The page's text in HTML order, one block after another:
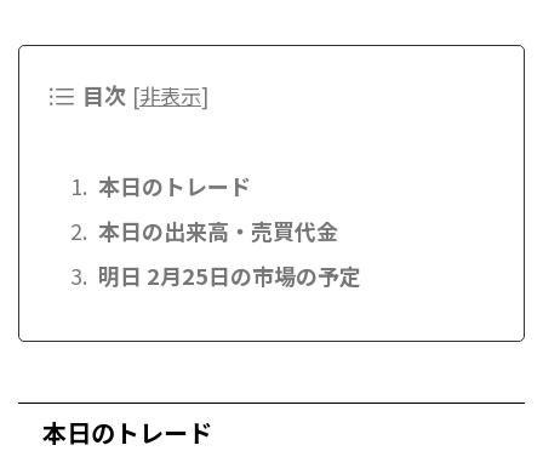
目次 [非表示]
本日のトレード
本日の出来高・売買代金
明日 2月25日の市場の予定
本日のトレード